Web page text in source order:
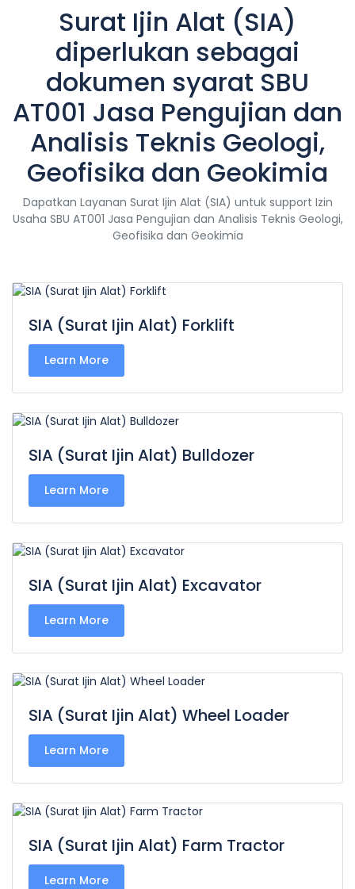
Surat Ijin Alat (SIA)
diperlukan sebagai
dokumen syarat SBU
AT001 Jasa Pengujian dan
Analisis Teknis Geologi,
Geofisika dan Geokimia
Dapatkan Layanan Surat Ijin Alat (SIA) untuk support Izin
Usaha SBU AT001 Jasa Pengujian dan Analisis Teknis Geologi,
Geofisika dan Geokimia
SIA (Surat Ijin Alat) Forklift
Learn More
SIA (Surat Ijin Alat) Bulldozer
Learn More
SIA (Surat Ijin Alat) Excavator
Learn More
SIA (Surat Ijin Alat) Wheel Loader
Learn More
SIA (Surat Ijin Alat) Farm Tractor
Learn More